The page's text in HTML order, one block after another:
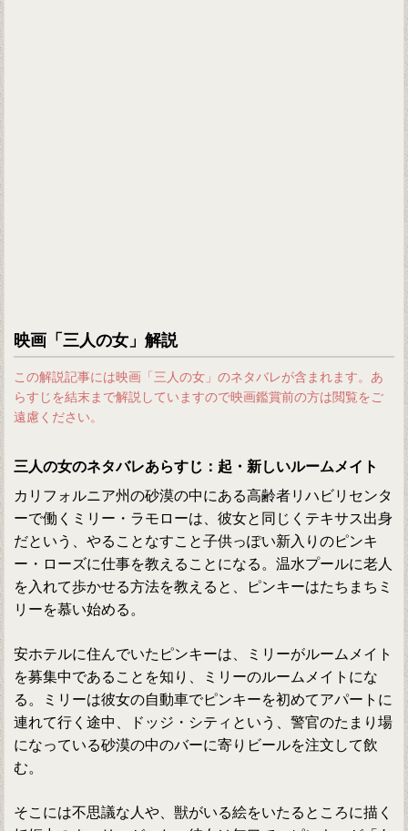
映画「三人の女」解説
この解説記事には映画「三人の女」のネタバレが含まれます。あ
らすじを結末まで解説していますので映画鑑賞前の方は閲覧をご
遠慮ください。
三人の女のネタバレあらすじ：起・新しいルームメイト
カリフォルニア州の砂漠の中にある高齢者リハビリセンタ
ーで働くミリー・ラモローは、彼女と同じくテキサス出身
だという、やることなすこと子供っぽい新入りのピンキ
ー・ローズに仕事を教えることになる。温水プールに老人
を入れて歩かせる方法を教えると、ピンキーはたちまちミ
リーを慕い始める。
安ホテルに住んでいたピンキーは、ミリーがルームメイト
を募集中であることを知り、ミリーのルームメイトにな
る。ミリーは彼女の自動車でピンキーを初めてアパートに
連れて行く途中、ドッジ・シティという、警官のたまり場
になっている砂漠の中のバーに寄りビールを注文して飲
む。
そこには不思議な人や、獣がいる絵をいたるところに描く